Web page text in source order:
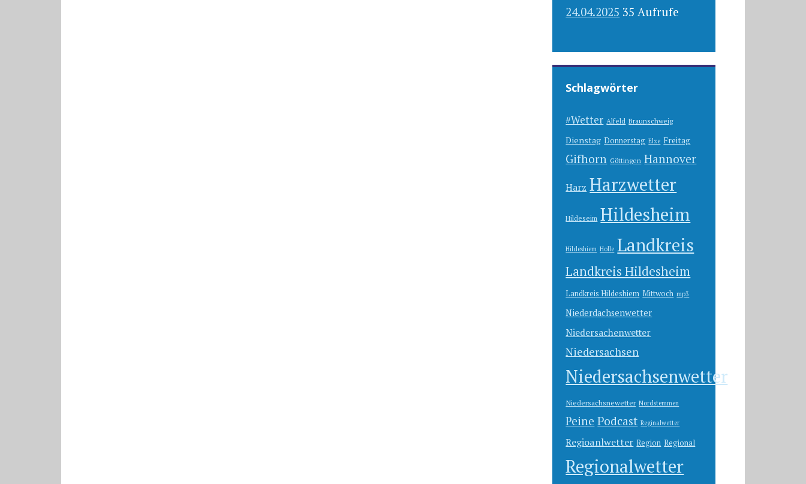
24.04.2025 35 Aufrufe
Schlagwörter
#Wetter Alfeld Braunschweig
Dienstag Donnerstag Elze Freitag
Gifhorn Göttingen Hannover
Harz Harzwetter
Hildeseim Hildesheim
Hildeshiem Holle Landkreis
Landkreis Hildesheim
Landkreis Hildeshiem Mittwoch mp3
Niederdachsenwetter
Niedersachenwetter
Niedersachsen
Niedersachsenwetter
Niedersachsnewetter Nordstemmen
Peine Podcast Reginalwetter
Regioanlwetter Region Regional
Regionalwetter